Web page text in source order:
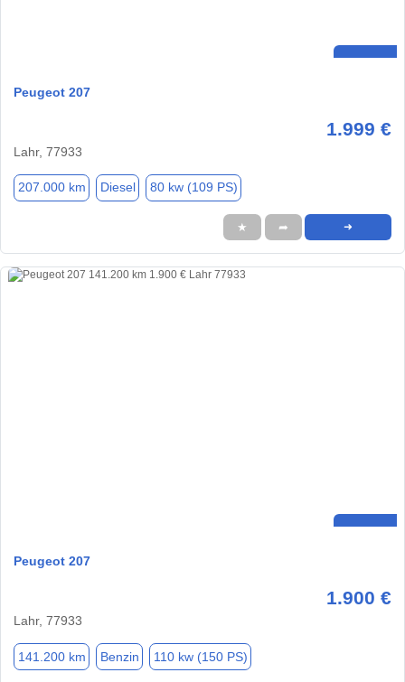
Peugeot 207
1.999 €
Lahr, 77933
207.000 km Diesel 80 kw (109 PS)
★ ➦ ➜
Peugeot 207
1.900 €
Lahr, 77933
141.200 km Benzin 110 kw (150 PS)